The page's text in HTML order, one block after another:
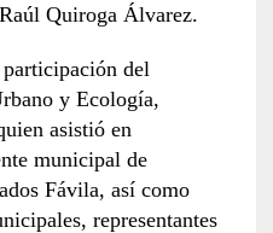
Quiroga Álvarez.
del
y Ecología,
asistió en
municipal de
Fávila, así como
representantes